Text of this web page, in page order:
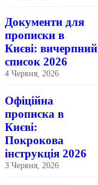
Документи для
прописки в
Києві: вичерпний
список 2026
4 Червня, 2026
Офіційна
прописка в
Києві:
Покрокова
інструкція 2026
3 Червня, 2026